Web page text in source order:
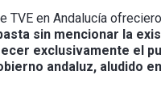
en Andalucía
sin mencionar la
exclusivamente el
andaluz, aludido